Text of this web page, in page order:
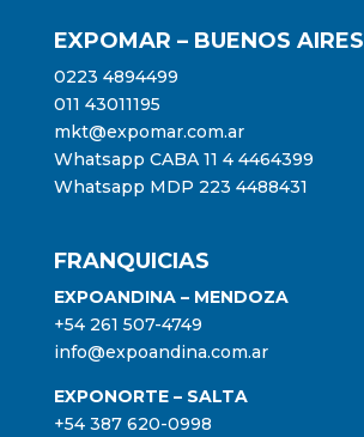
EXPOMAR – BUENOS AIRES
0223 4894499
011 43011195
mkt@expomar.com.ar
Whatsapp CABA 11 4 4464399
Whatsapp MDP 223 4488431
FRANQUICIAS
EXPOANDINA – MENDOZA
+54 261 507-4749
info@expoandina.com.ar
EXPONORTE – SALTA
+54 387 620-0998